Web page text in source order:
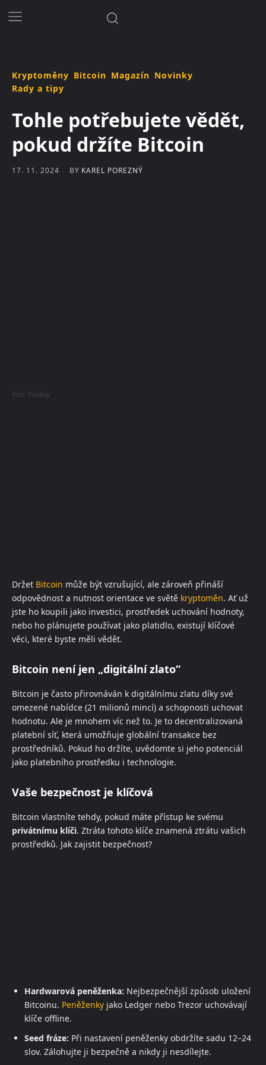
Kryptoměny Bitcoin Magazín Novinky
Rady a tipy
Tohle potřebujete vědět,
pokud držíte Bitcoin
17. 11. 2024 BY KAREL POREZNÝ
Foto: Pixabay
Držet Bitcoin může být vzrušující, ale zároveň přináší
odpovědnost a nutnost orientace ve světě kryptoměn. Ať už
jste ho koupili jako investici, prostředek uchování hodnoty,
nebo ho plánujete používat jako platidlo, existují klíčové
věci, které byste měli vědět.
Bitcoin není jen „digitální zlato“
Bitcoin je často přirovnáván k digitálnímu zlatu díky své
omezené nabídce (21 milionů mincí) a schopnosti uchovat
hodnotu. Ale je mnohem víc než to. Je to decentralizovaná
platební síť, která umožňuje globální transakce bez
prostředníků. Pokud ho držíte, uvědomte si jeho potenciál
jako platebního prostředku i technologie.
Vaše bezpečnost je klíčová
Bitcoin vlastníte tehdy, pokud máte přístup ke svému
privátnímu klíči. Ztráta tohoto klíče znamená ztrátu vašich
prostředků. Jak zajistit bezpečnost?
Hardwarová peněženka: Nejbezpečnější způsob uložení
Bitcoinu. Peněženky jako Ledger nebo Trezor uchovávají
klíče offline.
Seed fráze: Při nastavení peněženky obdržíte sadu 12–24
slov. Zálohujte ji bezpečně a nikdy ji nesdílejte.